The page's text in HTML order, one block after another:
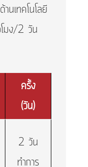
นเทคโนโลยี
มง/2 วัน
ครั้ง
(วัน)
2 วัน
ทำการ